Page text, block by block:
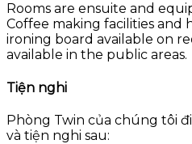
Rooms are ensuite and
Coffee making facilities and
ironing board available on
available in the public areas.
Tiện nghi
Phòng Twin của chúng tôi
và tiện nghi sau: